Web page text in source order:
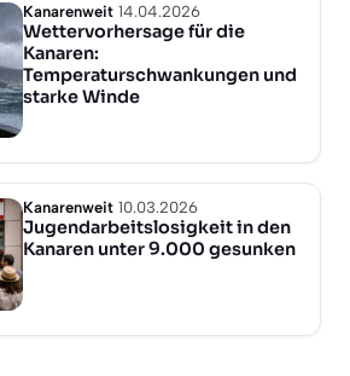
Kanarenweit 14.04.2026
Wettervorhersage für die
Kanaren:
Temperaturschwankungen und
starke Winde
Kanarenweit 10.03.2026
Jugendarbeitslosigkeit in den
Kanaren unter 9.000 gesunken